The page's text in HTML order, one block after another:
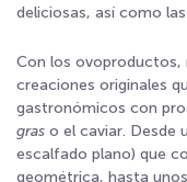
deliciosas, así como las
Con los ovoproductos,
creaciones originales
gastronómicos con
gras o el caviar. Desde
escalfado plano) que
geométrica, hasta